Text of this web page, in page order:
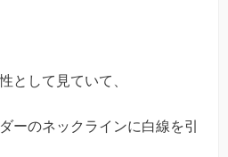
として見ていて、
ーのネックラインに白線を引